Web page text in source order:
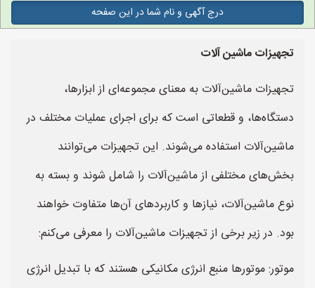
درج آگهی و نام شما در این صفحه
تجهیزات ماشین آلات
تجهیزات ماشین‌آلات به معنای مجموعه‌ای از ابزارها،
دستگاه‌ها، و قطعاتی است که برای اجرای عملیات مختلف در
ماشین‌آلات استفاده می‌شوند. این تجهیزات می‌توانند
بخش‌های مختلفی از ماشین‌آلات را شامل شوند و بسته به
نوع ماشین‌آلات، نیازها و کاربردهای آن‌ها متفاوت خواهند
بود. در زیر برخی از تجهیزات ماشین‌آلات را معرفی می‌کنم:
موتور: موتورها منبع انرژی مکانیکی هستند که با تبدیل انرژی